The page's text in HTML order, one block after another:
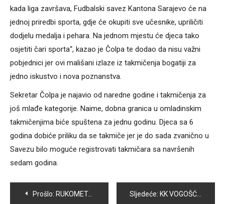
kada liga završava, Fudbalski savez Kantona Sarajevo će na
jednoj priredbi sporta, gdje će okupiti sve učesnike, upriličiti
dodjelu medalja i pehara. Na jednom mjestu će djeca tako
osjetiti čari sporta“, kazao je Čolpa te dodao da nisu važni
pobjednici jer ovi mališani izlaze iz takmičenja bogatiji za
jedno iskustvo i nova poznanstva.
Sekretar Čolpa je najavio od naredne godine i takmičenja za
još mlađe kategorije. Naime, dobna granica u omladinskim
takmičenjima biće spuštena za jednu godinu. Djeca sa 6
godina dobiće priliku da se takmiče jer je do sada zvanično u
Savezu bilo moguće registrovati takmičara sa navršenih
sedam godina.
Navigacija
Prošlo: RUKOMETAŠI ISKRE SLAVILI PROTIV VOGOŠĆE 2 Sljedeće: KK VOGOŠĆA I DALJE NEPOBJEDIVA NA SVOM PARKETU, SAVLADANA GRADINA